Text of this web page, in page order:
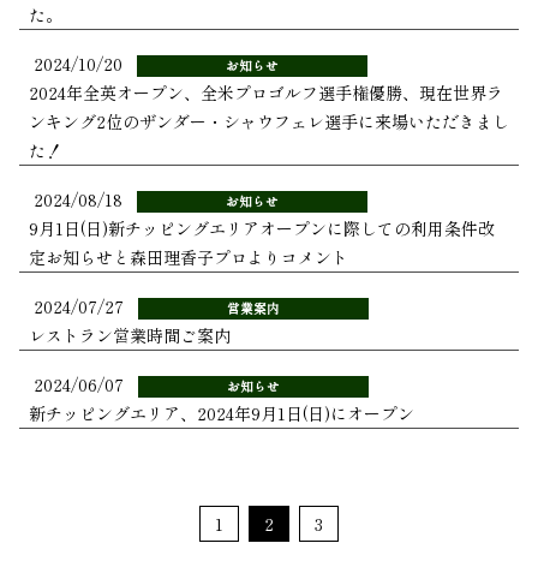
た。
2024/10/20 お知らせ
2024年全英オープン、全米プロゴルフ選手権優勝、現在世界ラ
ンキング2位のザンダー・シャウフェレ選手に来場いただきまし
た！
2024/08/18 お知らせ
9月1日(日)新チッピングエリアオープンに際しての利用条件改
定お知らせと森田理香子プロよりコメント
2024/07/27 営業案内
レストラン営業時間ご案内
2024/06/07 お知らせ
新チッピングエリア、2024年9月1日(日)にオープン
1 2 3